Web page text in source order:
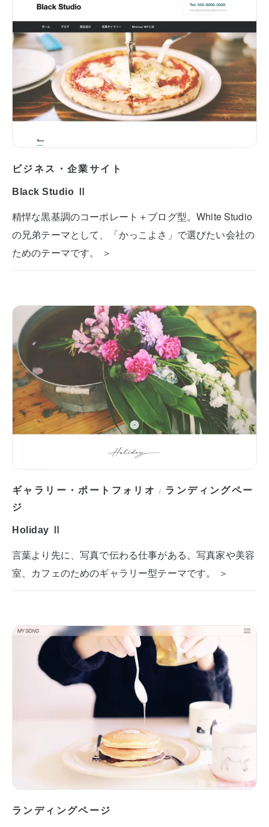
ビジネス・企業サイト
Black Studio Ⅱ
精悍な黒基調のコーポレート＋ブログ型。White Studio
の兄弟テーマとして、「かっこよさ」で選びたい会社の
ためのテーマです。 ＞
ギャラリー・ポートフォリオ / ランディングペー
ジ
Holiday Ⅱ
言葉より先に、写真で伝わる仕事がある。写真家や美容
室、カフェのためのギャラリー型テーマです。 ＞
ランディングページ